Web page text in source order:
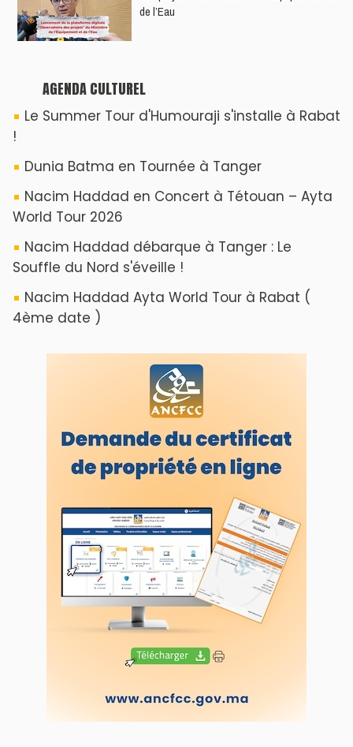
de l’Eau
AGENDA CULTUREL
Le Summer Tour d'Humouraji s'installe à Rabat
!
Dunia Batma en Tournée à Tanger
Nacim Haddad en Concert à Tétouan – Ayta
World Tour 2026
Nacim Haddad débarque à Tanger : Le
Souffle du Nord s'éveille !
Nacim Haddad Ayta World Tour à Rabat (
4ème date )